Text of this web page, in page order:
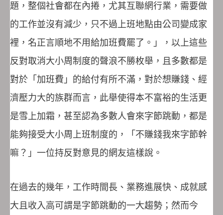
題，整個社會都在內捲，尤其互聯網行業，需要做
的工作並沒有減少，只不過上班地點由公司變成家
裡，名正言順地不用給加班費罷了。」，以上這些
反對取消大小周制度的聲浪不勝枚舉，且多數都是
對於「加班費」的給付有所不滿，對於想賺錢、經
濟壓力大的族群而言，此舉使得本不富裕的生活更
是雪上加霜，甚至認為多數人會來字節跳動，都是
能夠接受大小周上班制度的，「不賺錢我來字節幹
嘛？」一位持反對意見的網友這樣說。
在過去的幾年，工作時間長、業務進展快、成就感
大且收入高可謂是字節跳動的一大趨勢；然而今